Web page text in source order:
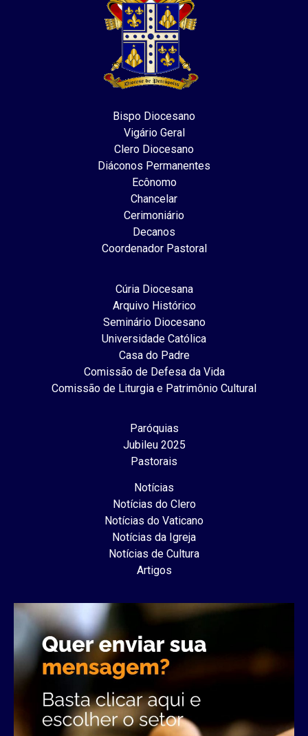
Bispo Diocesano
Vigário Geral
Clero Diocesano
Diáconos Permanentes
Ecônomo
Chancelar
Cerimoniário
Decanos
Coordenador Pastoral
Cúria Diocesana
Arquivo Histórico
Seminário Diocesano
Universidade Católica
Casa do Padre
Comissão de Defesa da Vida
Comissão de Liturgia e Patrimônio Cultural
Paróquias
Jubileu 2025
Pastorais
Notícias
Notícias do Clero
Notícias do Vaticano
Notícias da Igreja
Notícias de Cultura
Artigos